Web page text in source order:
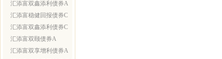
汇添富双鑫添利债券A
汇添富稳健回报债券C
汇添富双鑫添利债券C
汇添富双颐债券A
汇添富双享增利债券A